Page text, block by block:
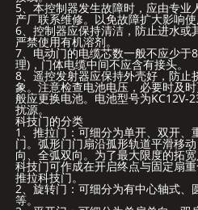
5、本控制器发生故障时，应由专业
产厂联系维修。以免故障扩大影响
6、控制器应保持清洁，防止进水或
严禁使用有机溶剂。
7、电动门的电缆芯数一般不应少于
理)，门体电缆中间不应含有接头。
8、遥控发射器应保持外壳好，防止
象。注意检查电池电压，必要时及
般应更换电池。电池型号为KC12V-
扰源。
科技门的分类
1、推拉门：可细分为单开、双开、
门。弧形门门扇沿孤形轨道平滑移
向、全弧双向。为了最大限度的拓
科技门可作成在开启终点与固定扇
推拉科技门。
2、旋转门：可细分为有中心轴式、
等。